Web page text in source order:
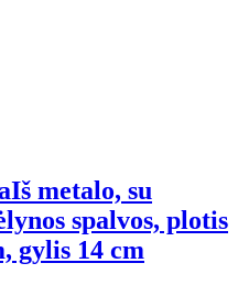
Iš metalo, su
spalvos, plotis
gylis 14 cm